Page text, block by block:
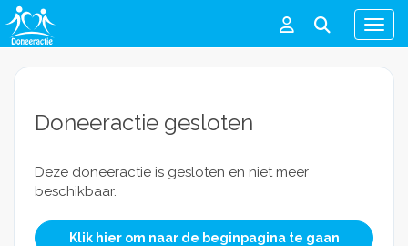
Menu
Doneeractie gesloten
Deze doneeractie is gesloten en niet meer
beschikbaar.
Klik hier om naar de beginpagina te gaan